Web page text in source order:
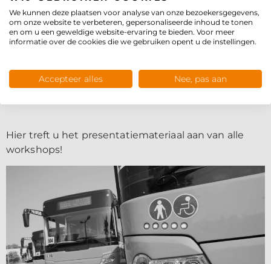
Hier treft u het presentatiemateriaal aan van alle
workshops!
We kunnen deze plaatsen voor analyse van onze bezoekersgegevens,
om onze website te verbeteren, gepersonaliseerde inhoud te tonen
en om u een geweldige website-ervaring te bieden. Voor meer
informatie over de cookies die we gebruiken opent u de instellingen.
Accepteer alles Nee, pas aan